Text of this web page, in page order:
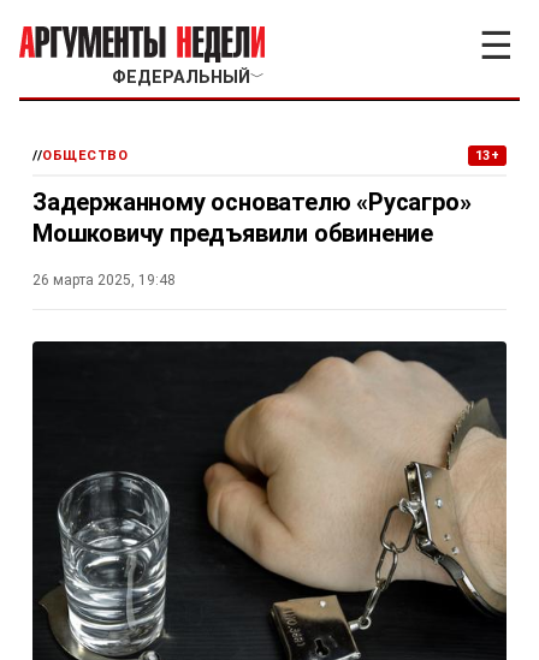
ФЕДЕРАЛЬНЫЙ ﹀
☰
//ОБЩЕСТВО 13+
Задержанному основателю «Русагро»
Мошковичу предъявили обвинение
26 марта 2025, 19:48